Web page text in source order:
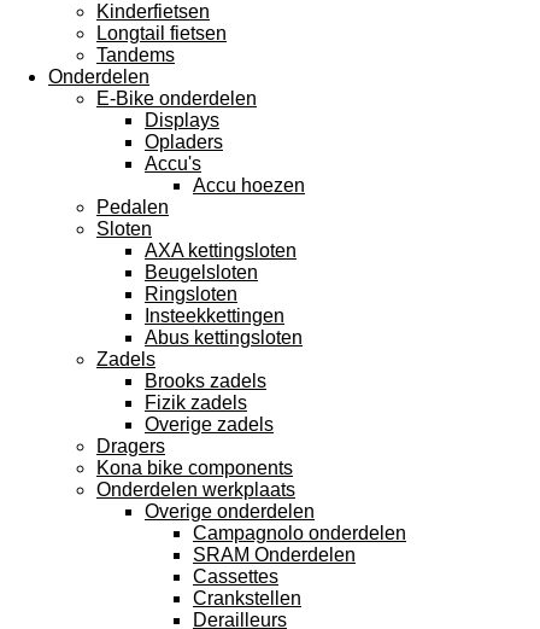
Kinderfietsen
Longtail fietsen
Tandems
Onderdelen
E-Bike onderdelen
Displays
Opladers
Accu's
Accu hoezen
Pedalen
Sloten
AXA kettingsloten
Beugelsloten
Ringsloten
Insteekkettingen
Abus kettingsloten
Zadels
Brooks zadels
Fizik zadels
Overige zadels
Dragers
Kona bike components
Onderdelen werkplaats
Overige onderdelen
Campagnolo onderdelen
SRAM Onderdelen
Cassettes
Crankstellen
Derailleurs